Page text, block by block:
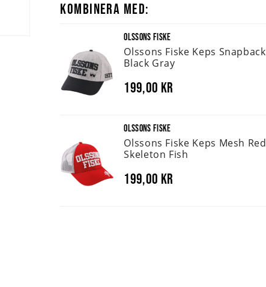
KOMBINERA MED:
OLSSONS FISKE
Olssons Fiske Keps Snapback
Black Gray
199,00 kr
OLSSONS FISKE
Olssons Fiske Keps Mesh Red
Skeleton Fish
199,00 kr